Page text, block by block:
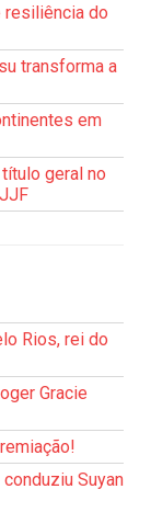
resiliência do
transforma a
em
geral no
Rios, rei do
Gracie
Suyan